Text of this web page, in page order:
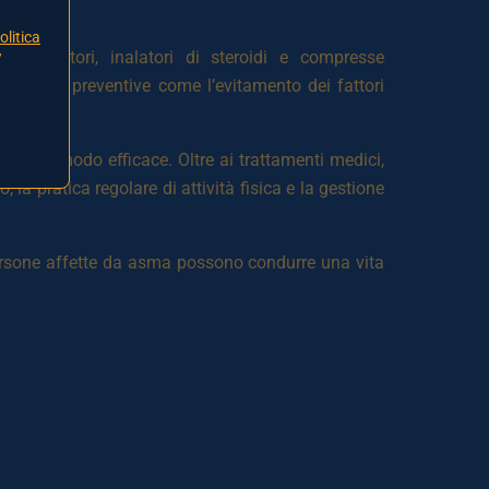
inalatori di steroidi e compresse
preventive come l’evitamento dei fattori
in modo efficace. Oltre ai trattamenti medici,
la pratica regolare di attività fisica e la gestione
affette da asma possono condurre una vita